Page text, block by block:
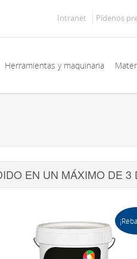
Intranet Pídenos
Herramientas y maquinaria
EN UN MÁXIMO DE 3